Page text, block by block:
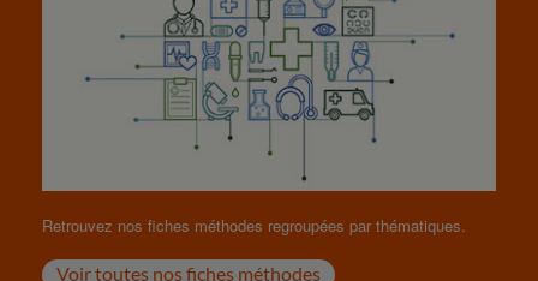
Retrouvez nos fiches méthodes regroupées par thématiques.
Voir toutes nos fiches méthodes